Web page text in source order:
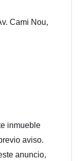
Cami Nou,
inmueble
aviso.
anuncio,